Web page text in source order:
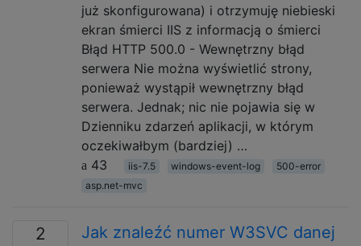
już skonfigurowana) i otrzymuję niebieski
ekran śmierci IIS z informacją o śmierci
Błąd HTTP 500.0 - Wewnętrzny błąd
serwera Nie można wyświetlić strony,
ponieważ wystąpił wewnętrzny błąd
serwera. Jednak; nic nie pojawia się w
Dzienniku zdarzeń aplikacji, w którym
oczekiwałbym (bardziej) …
43
iis-7.5 windows-event-log
500-error
asp.net-mvc
2
Jak znaleźć numer W3SVC danej